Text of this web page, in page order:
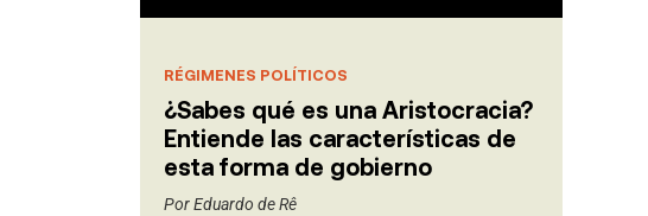
RÉGIMENES POLÍTICOS
¿Sabes qué es una Aristocracia?
Entiende las características de
esta forma de gobierno
PorEduardo de Rê